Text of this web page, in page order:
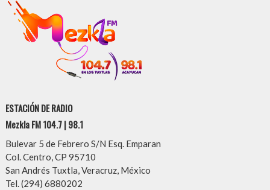
ESTACIÓN DE RADIO
Mezkla FM 104.7 | 98.1
Bulevar 5 de Febrero S/N Esq. Emparan
Col. Centro, CP 95710
San Andrés Tuxtla, Veracruz, México
Tel. (294) 6880202